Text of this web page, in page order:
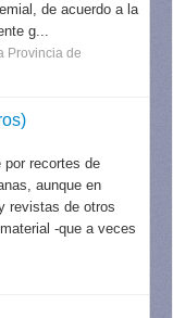
de acuerdo a la
g...
Provincia de
por recortes de
aunque en
revistas de otros
-que a veces